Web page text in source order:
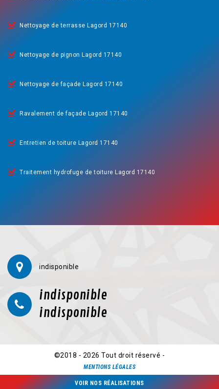
Nettoyage de terrasse Lagord 17140
Nettoyage de pignon Lagord 17140
Nettoyage de façade Lagord 17140
Ravalement de façade Lagord 17140
Entretien de toiture Lagord 17140
Traitement hydrofuge de toiture Lagord 17140
indisponible
indisponible
indisponible
©2018 - 2026 Tout droit réservé -
MENTIONS LÉGALES
VOIR NOS RÉALISATIONS